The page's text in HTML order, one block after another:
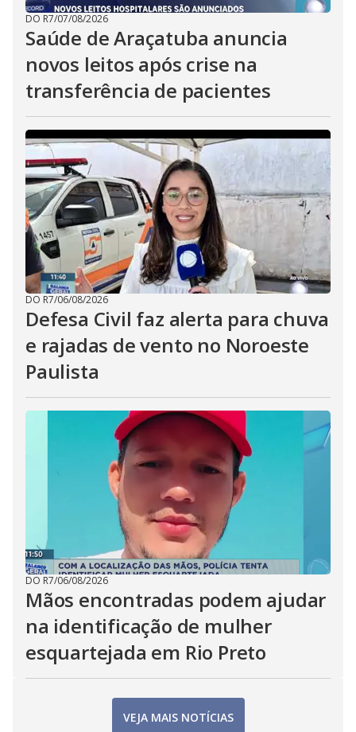
DO R7/07/08/2026
Saúde de Araçatuba anuncia
novos leitos após crise na
transferência de pacientes
DO R7/06/08/2026
Defesa Civil faz alerta para chuva
e rajadas de vento no Noroeste
Paulista
DO R7/06/08/2026
Mãos encontradas podem ajudar
na identificação de mulher
esquartejada em Rio Preto
VEJA MAIS NOTÍCIAS